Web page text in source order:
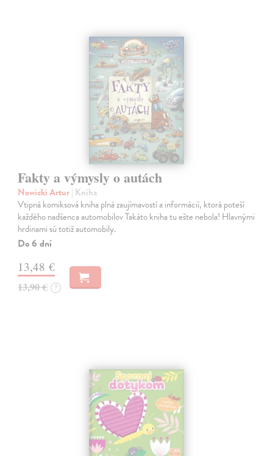
Fakty a výmysly o autách
Nowicki Artur| Kniha
Vtipná komiksová kniha plná zaujímavostí a informácií, ktorá poteší
každého nadšenca automobilov Takáto kniha tu ešte nebola! Hlavnými
hrdinami sú totiž automobily.
Do 6 dní
13,48 €
13,90 € ?